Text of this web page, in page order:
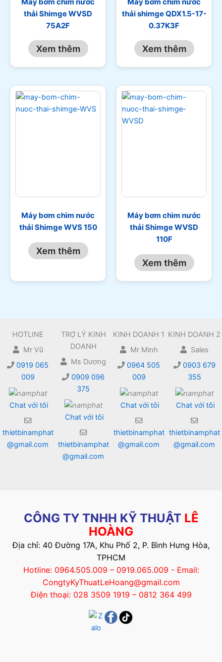
thải Shimge WVSD
75A2F
Xem thêm
thải shimge QDX1.5-17-
0.37K3F
Xem thêm
Máy bơm chìm nước
thải Shimge WVS 150
Xem thêm
Máy bơm chìm nước
thải Shimge WVSD
110F
Xem thêm
HOTLINE
Mr Vũ
0919 065
009
Chat với tôi
thietbinamphat
@gmail.com
TRỢ LÝ KINH
DOANH
Ms Dương
0909 096
375
Chat với tôi
thietbinamphat
@gmail.com
KINH DOANH 1
Mr Minh
0964 505
009
Chat với tôi
thietbinamphat
@gmail.com
KINH DOANH 2
Sales
0903 679
355
Chat với tôi
thietbinamphat
@gmail.com
CÔNG TY TNHH KỸ THUẬT LÊ
HOÀNG
Địa chỉ: 40 Đường 17A, Khu Phố 2, P. Bình Hưng Hòa,
TPHCM
Hotline: 0964.505.009 – 0919.065.009 - Email:
CongtyKyThuatLeHoang@gmail.com
Điện thoại: 028 3509 1919 – 0812 364 499